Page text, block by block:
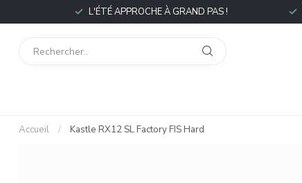
L'ÉTÉ APPROCHE À GRAND PAS !
Accueil / Kastle RX12 SL Factory FIS Hard